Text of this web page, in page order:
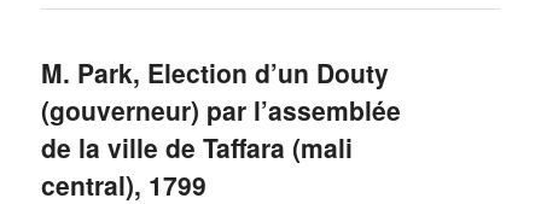
M. Park, Election d’un Douty
(gouverneur) par l’assemblée
de la ville de Taffara (mali
central), 1799